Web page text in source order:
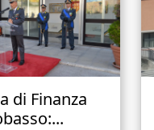
di Finanza